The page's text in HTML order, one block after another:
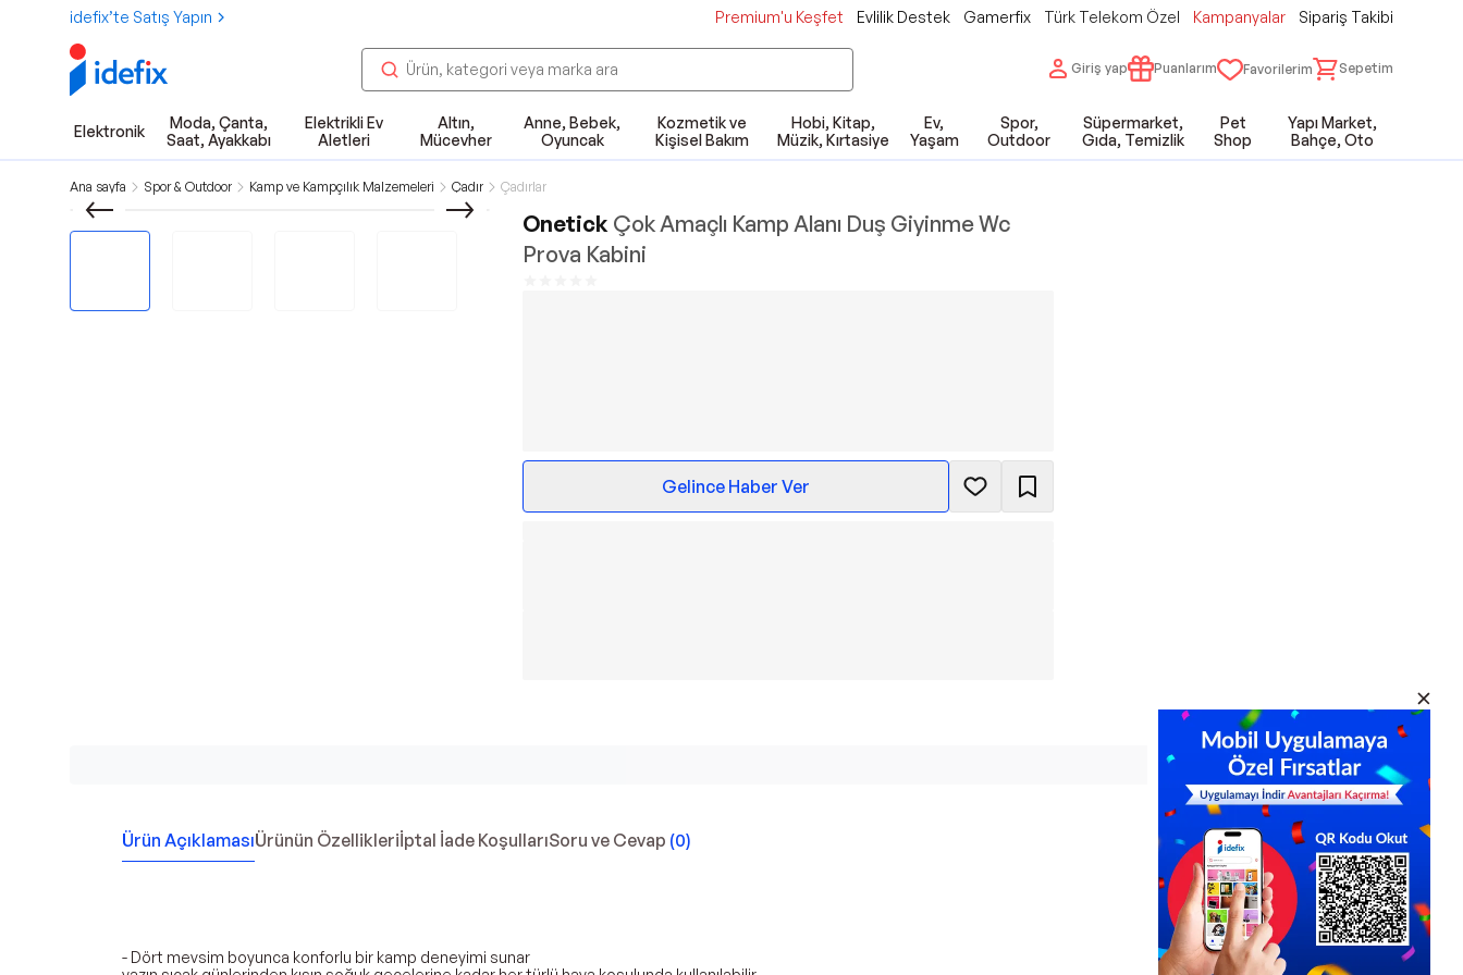
idefix’te Satış Yapın Premium'u Keşfet Evlilik Destek Gamerfix Türk Telekom Özel Kampanyalar Sipariş Takibi
Giriş yap Puanlarım Favorilerim Sepetim
Elektronik
Moda, Çanta,
Saat, Ayakkabı
Elektrikli Ev
Aletleri
Altın,
Mücevher
Anne, Bebek,
Oyuncak
Kozmetik ve
Kişisel Bakım
Hobi, Kitap,
Müzik, Kırtasiye
Ev,
Yaşam
Spor,
Outdoor
Süpermarket,
Gıda, Temizlik
Pet
Shop
Yapı Market,
Bahçe, Oto
Ana sayfa Spor & Outdoor Kamp ve Kampçılık Malzemeleri Çadır Çadırlar
Onetick Çok Amaçlı Kamp Alanı Duş Giyinme Wc
Prova Kabini
Gelince Haber Ver
Ürün AçıklamasıÜrünün Özellikleriİptal İade KoşullarıSoru ve Cevap (0)
- Dört mevsim boyunca konforlu bir kamp deneyimi sunar